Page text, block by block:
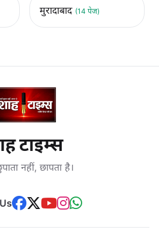
मुरादाबाद (14 पेज)
टाइम्स
नहीं, छापता है।